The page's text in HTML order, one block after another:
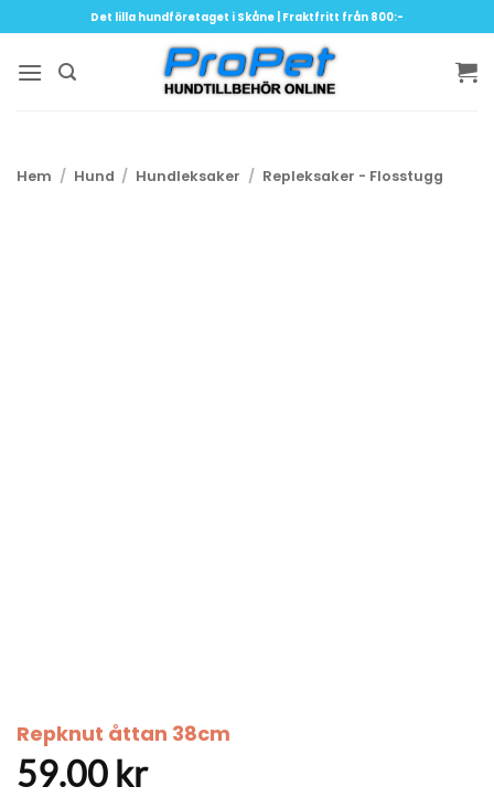
to
content
Det lilla hundföretaget i Skåne | Fraktfritt från 800:-
Hem / Hund / Hundleksaker / Repleksaker - Flosstugg
Repknut åttan 38cm
59.00 kr